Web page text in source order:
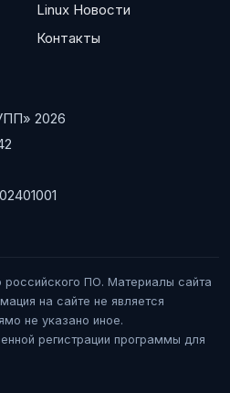
Linux Новости
Контакты
2026
ПО. Материалы сайта
на сайте не является
не указано иное.
регистрации программы для